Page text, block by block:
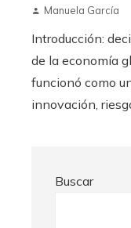
Manuela García
Introducción:
de la economía
funcionó como
innovación,
Buscar